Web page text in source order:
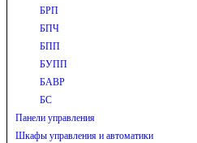
БРП
БПЧ
БПП
БУПП
БАВР
БС
Панели управления
Шкафы управления и автоматики